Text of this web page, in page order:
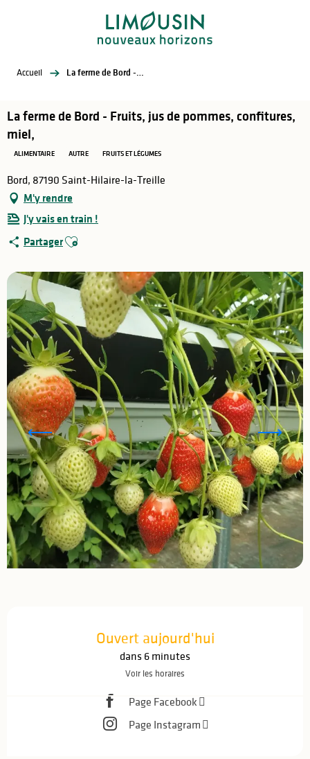
Accueil La ferme de Bord - Fruits, jus de pommes, confitures, miel,
La ferme de Bord - Fruits, jus de pommes, confitures,
miel,
ALIMENTAIRE AUTRE FRUITS ET LÉGUMES
Bord, 87190 Saint-Hilaire-la-Treille
M'y rendre
J'y vais en train !
PartagerAjouter aux favoris
Ouvert aujourd'hui
dans 6 minutes
Voir les horaires
Page Facebook
Page Instagram